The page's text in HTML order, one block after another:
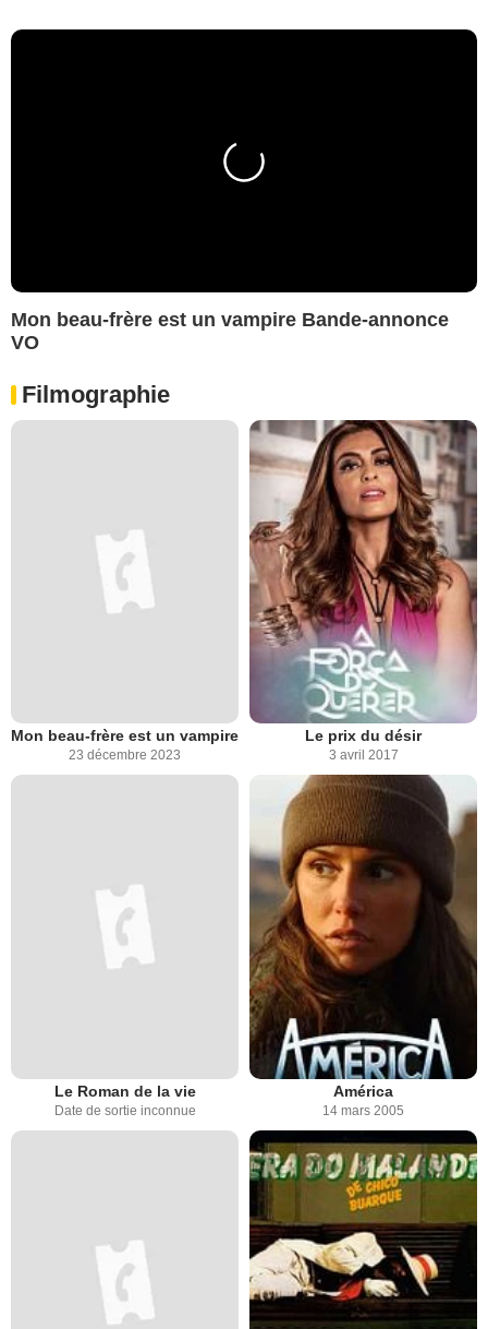
Mon beau-frère est un vampire Bande-annonce
VO
Filmographie
Mon beau-frère est un vampire
23 décembre 2023
Le prix du désir
3 avril 2017
Le Roman de la vie
Date de sortie inconnue
América
14 mars 2005